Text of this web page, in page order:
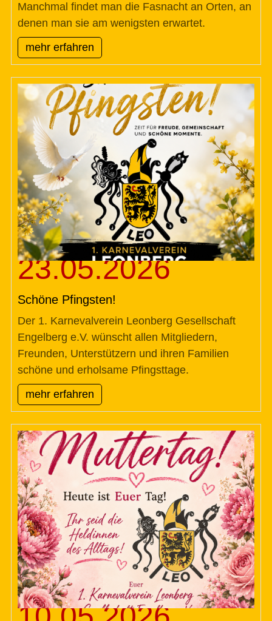
Manchmal findet man die Fasnacht an Orten, an
denen man sie am wenigsten erwartet.
mehr erfahren
23.05.2026
Schöne Pfingsten!
Der 1. Karnevalverein Leonberg Gesellschaft
Engelberg e.V. wünscht allen Mitgliedern,
Freunden, Unterstützern und ihren Familien
schöne und erholsame Pfingsttage.
mehr erfahren